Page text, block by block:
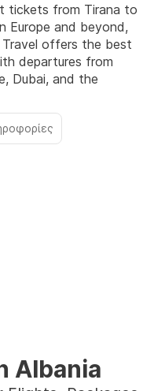
tickets from Tirana to
Europe and beyond,
Travel offers the best
departures from
Dubai, and the
Albania